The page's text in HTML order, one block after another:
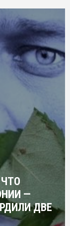
—
ДВЕ